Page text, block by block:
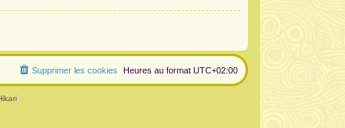
Heures au format UTC+02:00
Supprimer les cookies